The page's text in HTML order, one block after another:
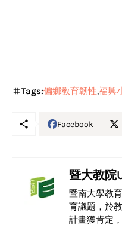
Tags:偏鄉教育韌性 福興
Facebook
暨大教院
暨南大學教
育議題，於
計畫獲肯定